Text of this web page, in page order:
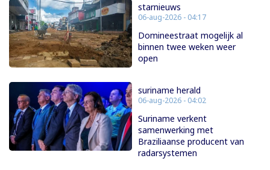
starnieuws
06-aug-2026 - 04:17
Domineestraat mogelijk al
binnen twee weken weer
open
suriname herald
06-aug-2026 - 04:02
Suriname verkent
samenwerking met
Braziliaanse producent van
radarsystemen